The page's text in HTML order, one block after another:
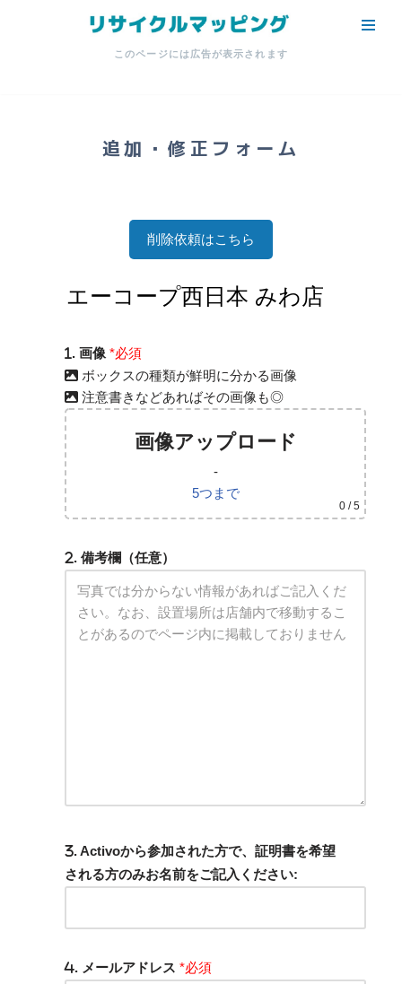
このページには広告が表示されます
追加・修正フォーム
削除依頼はこちら
. 画像 *必須
ボックスの種類が鮮明に分かる画像
注意書きなどあればその画像も◎
画像アップロード
-
5つまで
0 / 5
. 備考欄（任意）
. Activoから参加された方で、証明書を希望
される方のみお名前をご記入ください:
. メールアドレス *必須